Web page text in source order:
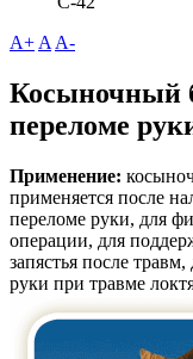
A+ A A-
Косыночный
переломе
Применение:
применяется после
переломе руки, для
операции, для
запястья после
руки при травме